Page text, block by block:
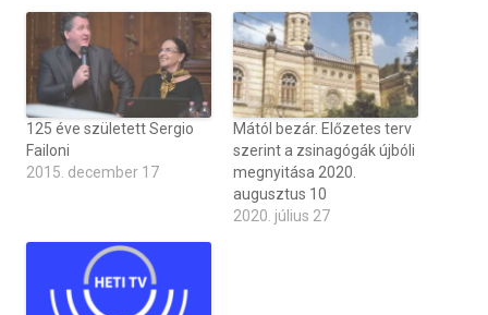
125 éve született Sergio
Failoni
2015. december 17
Mától bezár. Előzetes terv
szerint a zsinagógák újbóli
megnyitása 2020.
augusztus 10
2020. július 27